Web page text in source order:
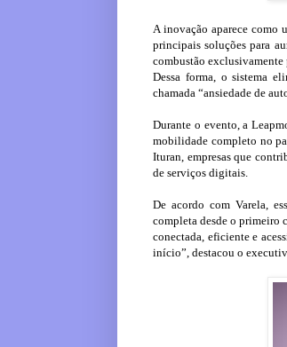
A inovação aparece como
principais soluções para
combustão
Dessa forma, o sistema
chamada “ansiedade de
Durante o evento, a
mobilidade completo no
Ituran, empresas que
de serviços digitais.
De acordo com Varela,
completa desde o primeiro
conectada, eficiente e
início”, destacou o